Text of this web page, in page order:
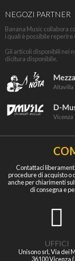
NEGOZI PARTNER
Banana Music collabora
i quali è possibile
Gli articoli disponibili nei
dicitura disponibile.
Contattaci
procedure di acquisto o
anche per chiarimenti
di consegna e
UFFICI
Unisono srl, Via dei
36100 Vicenza